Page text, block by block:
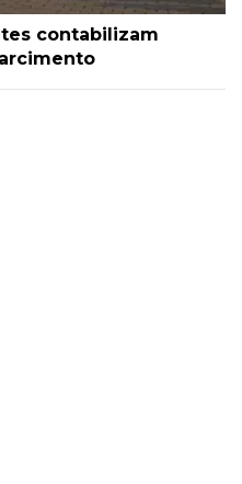
contabilizam